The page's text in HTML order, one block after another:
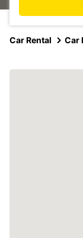
Car Rental Car